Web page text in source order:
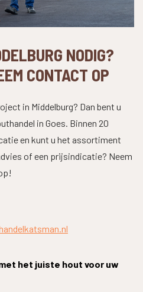
NODIG?
CONTACT OP
in Middelburg? Dan bent u
in Goes. Binnen 20
en kunt u het assortiment
of een prijsindicatie? Neem
het juiste hout voor uw